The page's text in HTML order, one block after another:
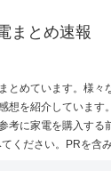
まとめ速報
とめています。様々
想を紹介しています
考に家電を購入する
ください。PRを含